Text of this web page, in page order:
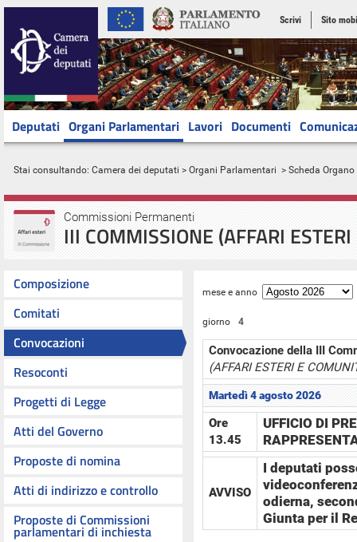
Scrivi Sito
Deputati Organi Parlamentari Lavori Documenti
Stai consultando: Camera dei deputati > Organi Parlamentari > Scheda Organo
Commissioni Permanenti
III COMMISSIONE (AFFARI
Composizione
Comitati
Convocazioni
Resoconti
Progetti di Legge
Atti del Governo
Proposte di nomina
Atti di indirizzo e controllo
Proposte di Commissioni
parlamentari di inchiesta
mese e anno
giorno 4
Convocazione della III
(AFFARI ESTERI E
Martedì 4 agosto 2026
Ore
13.45
UFFICIO DI
AVVISO
I deputati
odierna,
Giunta per il